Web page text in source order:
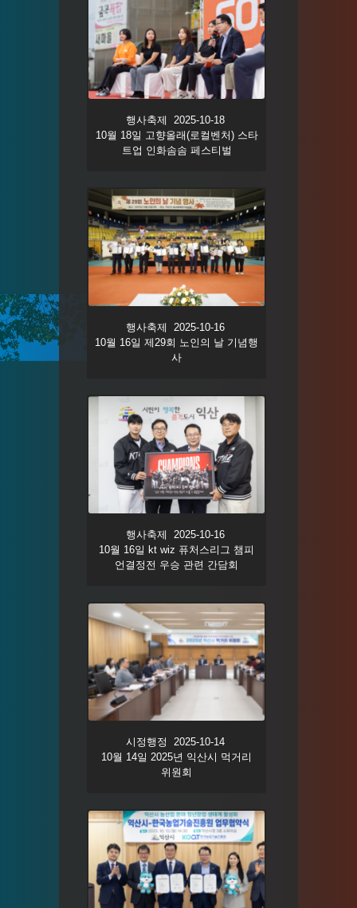
행사축제 2025-10-18
10월 18일 고향올래(로컬벤처) 스타
트업 인화솜솜 페스티벌
행사축제 2025-10-16
10월 16일 제29회 노인의 날 기념행
사
행사축제 2025-10-16
10월 16일 kt wiz 퓨처스리그 챔피
언결정전 우승 관련 간담회
시정행정 2025-10-14
10월 14일 2025년 익산시 먹거리
위원회